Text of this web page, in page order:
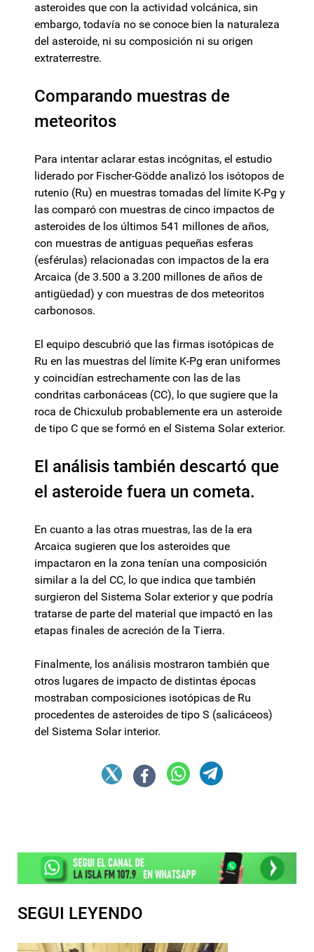
asteroides que con la actividad volcánica, sin
embargo, todavía no se conoce bien la naturaleza
del asteroide, ni su composición ni su origen
extraterrestre.
Comparando muestras de
meteoritos
Para intentar aclarar estas incógnitas, el estudio
liderado por Fischer-Gödde analizó los isótopos de
rutenio (Ru) en muestras tomadas del límite K-Pg y
las comparó con muestras de cinco impactos de
asteroides de los últimos 541 millones de años,
con muestras de antiguas pequeñas esferas
(esférulas) relacionadas con impactos de la era
Arcaica (de 3.500 a 3.200 millones de años de
antigüedad) y con muestras de dos meteoritos
carbonosos.
El equipo descubrió que las firmas isotópicas de
Ru en las muestras del límite K-Pg eran uniformes
y coincidían estrechamente con las de las
condritas carbonáceas (CC), lo que sugiere que la
roca de Chicxulub probablemente era un asteroide
de tipo C que se formó en el Sistema Solar exterior.
El análisis también descartó que
el asteroide fuera un cometa.
En cuanto a las otras muestras, las de la era
Arcaica sugieren que los asteroides que
impactaron en la zona tenían una composición
similar a la del CC, lo que indica que también
surgieron del Sistema Solar exterior y que podría
tratarse de parte del material que impactó en las
etapas finales de acreción de la Tierra.
Finalmente, los análisis mostraron también que
otros lugares de impacto de distintas épocas
mostraban composiciones isotópicas de Ru
procedentes de asteroides de tipo S (salicáceos)
del Sistema Solar interior.
SEGUI LEYENDO